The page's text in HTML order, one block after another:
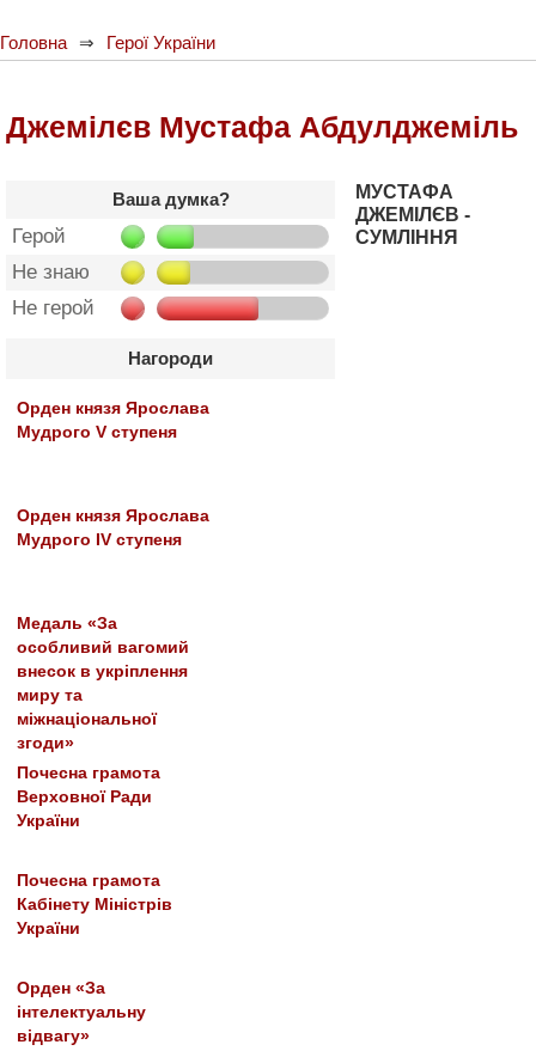
Головна Герої України
Джемілєв Мустафа Абдулджеміль
Ваша думка?
Герой
Не знаю
Не герой
Нагороди
Орден князя Ярослава
Мудрого V ступеня
Орден князя Ярослава
Мудрого IV ступеня
Медаль «За
особливий вагомий
внесок в укріплення
миру та
міжнаціональної
згоди»
Почесна грамота
Верховної Ради
України
Почесна грамота
Кабінету Міністрів
України
Орден «За
інтелектуальну
відвагу»
МУСТАФА
ДЖЕМІЛЄВ -
СУМЛІННЯ